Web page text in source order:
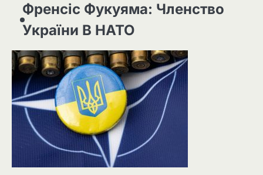
Френсіс Фукуяма: Членство
України В НАТО